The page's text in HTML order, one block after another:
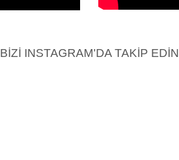
BİZİ INSTAGRAM'DA TAKİP EDİN